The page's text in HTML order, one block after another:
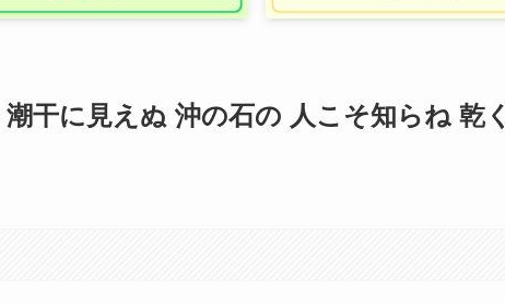
干に見えぬ 沖の石の 人こそ知らね 乾く